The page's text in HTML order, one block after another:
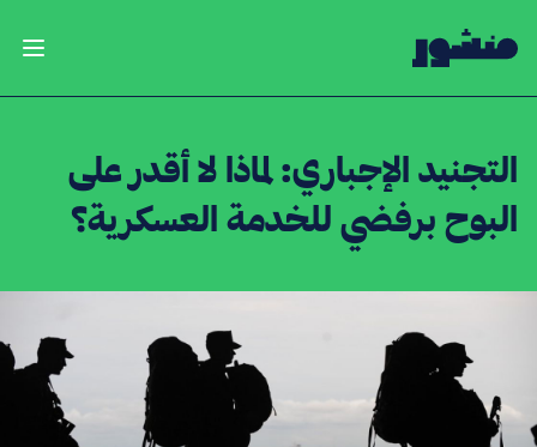
الصفحة الرئيسية
فتح
التجنيد الإجباري: لماذا لا أقدر على
البوح برفضي للخدمة العسكرية؟